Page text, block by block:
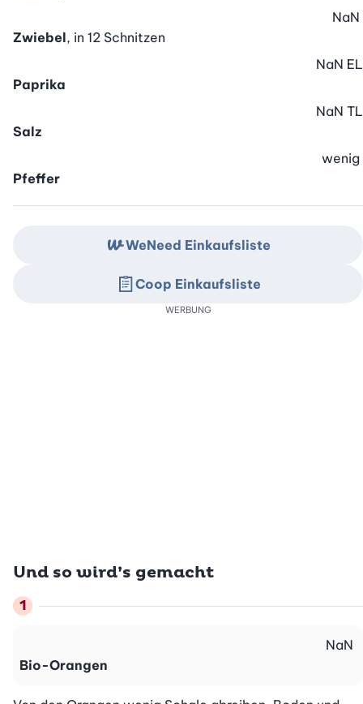
Zwiebel, in 12 Schnitzen
NaN
Paprika
NaN EL
Salz
NaN TL
Pfeffer
wenig
Und so wird’s gemacht
Bio-Orangen
NaN
WeNeed Einkaufsliste
Coop Einkaufsliste
WERBUNG